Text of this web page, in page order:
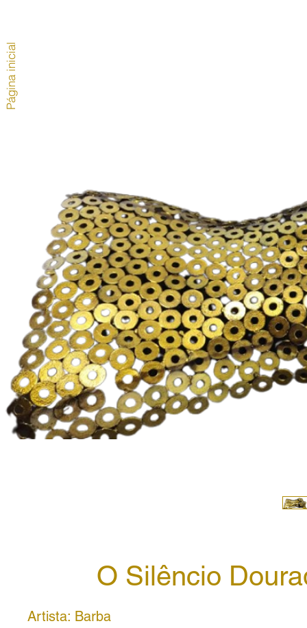
O Silêncio
Artista: Barba
Página inicial